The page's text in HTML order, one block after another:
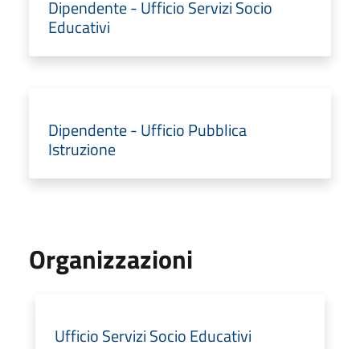
Dipendente - Ufficio Servizi Socio
Educativi
Dipendente - Ufficio Pubblica
Istruzione
Organizzazioni
Ufficio Servizi Socio Educativi